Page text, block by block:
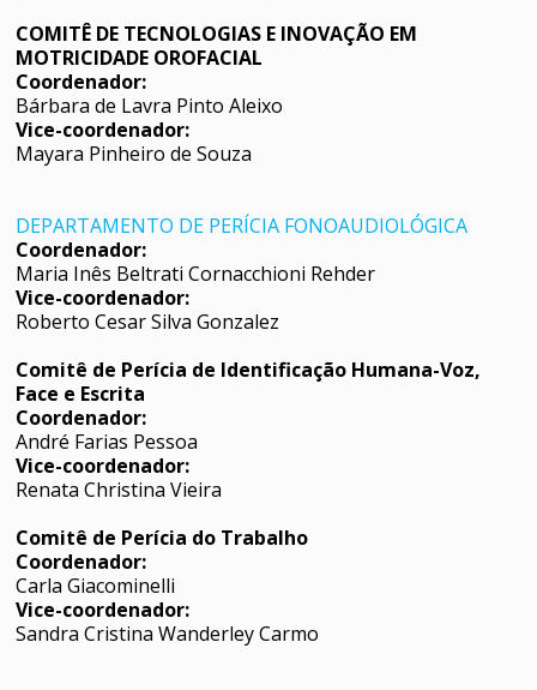
COMITÊ DE TECNOLOGIAS E INOVAÇÃO EM
MOTRICIDADE OROFACIAL
Coordenador:
Bárbara de Lavra Pinto Aleixo
Vice-coordenador:
Mayara Pinheiro de Souza
DEPARTAMENTO DE PERÍCIA FONOAUDIOLÓGICA
Coordenador:
Maria Inês Beltrati Cornacchioni Rehder
Vice-coordenador:
Roberto Cesar Silva Gonzalez
Comitê de Perícia de Identificação Humana-Voz,
Face e Escrita
Coordenador:
André Farias Pessoa
Vice-coordenador:
Renata Christina Vieira
Comitê de Perícia do Trabalho
Coordenador:
Carla Giacominelli
Vice-coordenador:
Sandra Cristina Wanderley Carmo